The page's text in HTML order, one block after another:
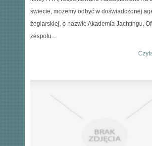
świecie, możemy odbyć w doświadczonej
żeglarskiej, o nazwie Akademia Jachtingu.
zespołu...